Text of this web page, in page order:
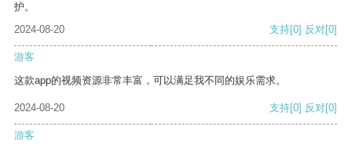
护。
2024-08-20
支持[0] 反对[0]
游客
这款app的视频资源非常丰富，可以满足我不同的娱乐需求。
2024-08-20 支持[0] 反对[0]
游客